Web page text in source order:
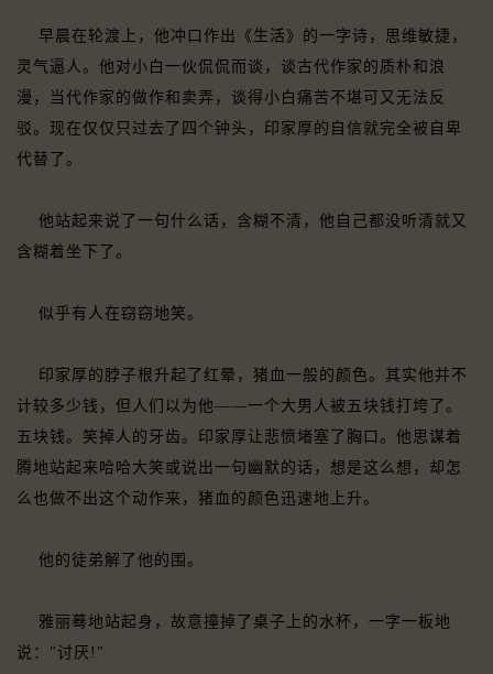
早晨在轮渡上，他冲口作出《生活》的一字诗，思维敏捷，
灵气逼人。他对小白一伙侃侃而谈，谈古代作家的质朴和浪
漫，当代作家的做作和卖弄，谈得小白痛苦不堪可又无法反
驳。现在仅仅只过去了四个钟头，印家厚的自信就完全被自卑
代替了。
他站起来说了一句什么话，含糊不清，他自己都没听清就又
含糊着坐下了。
似乎有人在窃窃地笑。
印家厚的脖子根升起了红晕，猪血一般的颜色。其实他并不
计较多少钱，但人们以为他——一个大男人被五块钱打垮了。
五块钱。笑掉人的牙齿。印家厚让悲愤堵塞了胸口。他思谋着
腾地站起来哈哈大笑或说出一句幽默的话，想是这么想，却怎
么也做不出这个动作来，猪血的颜色迅速地上升。
他的徒弟解了他的围。
雅丽蓦地站起身，故意撞掉了桌子上的水杯，一字一板地
说："讨厌!"